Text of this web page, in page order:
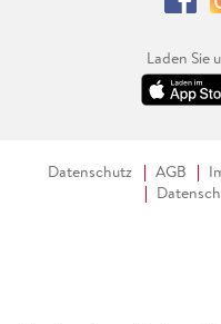
Laden Sie
Datenschutz AGB